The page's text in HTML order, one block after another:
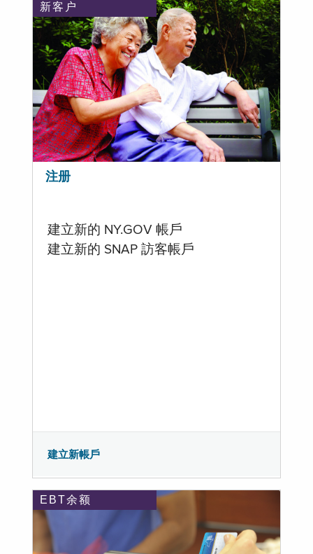
新客户
注册
建立新的 NY.GOV 帳戶
建立新的 SNAP 訪客帳戶
建立新帳戶
EBT余额